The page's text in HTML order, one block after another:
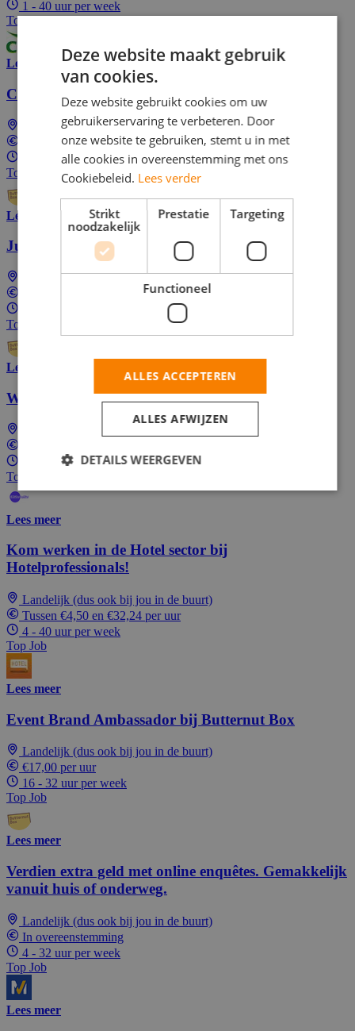
1 - 40 uur per week
Top Job
Lees meer
Callcenter medewerker bij Butternut Box
Landelijk (dus ook bij jou in de buurt)
€17,91 per uur
1 - 40 uur per week
Top Job
Lees meer
Junior Sales Medewerker bij Butternut Box
Landelijk (dus ook bij jou in de buurt)
Top Job
Lees meer
Wordt Hiker (auto's vervoeren) bij Easy Way!
1 - 40 uur per week
Top Job
Lees meer
Kom werken in de Hotel sector bij
Hotelprofessionals!
Landelijk (dus ook bij jou in de buurt)
Tussen €4,50 en €32,24 per uur
4 - 40 uur per week
Top Job
Lees meer
Event Brand Ambassador bij Butternut Box
Landelijk (dus ook bij jou in de buurt)
€17,00 per uur
16 - 32 uur per week
Top Job
Lees meer
Verdien extra geld met online enquêtes. Gemakkelijk
vanuit huis of onderweg.
Landelijk (dus ook bij jou in de buurt)
In overeenstemming
4 - 32 uur per week
Top Job
Lees meer
Deze website maakt gebruik
van cookies.
Deze website gebruikt cookies om uw
gebruikerservaring te verbeteren. Door
onze website te gebruiken, stemt u in met
alle cookies in overeenstemming met ons
Cookiebeleid. Lees verder
Strikt
noodzakelijk
Prestatie Targeting
Functioneel
ALLES ACCEPTEREN
ALLES AFWIJZEN
DETAILS WEERGEVEN